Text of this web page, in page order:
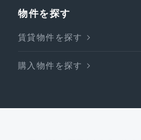
物件を探す
賃貸物件を探す
購入物件を探す